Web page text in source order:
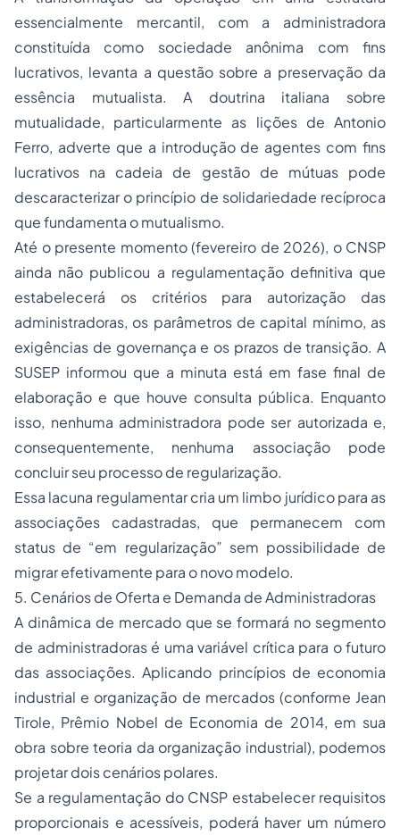
essencialmente mercantil, com a administradora
constituída como sociedade anônima com fins
lucrativos, levanta a questão sobre a preservação da
essência mutualista. A doutrina italiana sobre
mutualidade, particularmente as lições de Antonio
Ferro, adverte que a introdução de agentes com fins
lucrativos na cadeia de gestão de mútuas pode
descaracterizar o princípio de solidariedade recíproca
que fundamenta o mutualismo.
Até o presente momento (fevereiro de 2026), o CNSP
ainda não publicou a regulamentação definitiva que
estabelecerá os critérios para autorização das
administradoras, os parâmetros de capital mínimo, as
exigências de governança e os prazos de transição. A
SUSEP informou que a minuta está em fase final de
elaboração e que houve consulta pública. Enquanto
isso, nenhuma administradora pode ser autorizada e,
consequentemente, nenhuma associação pode
concluir seu processo de regularização.
Essa lacuna regulamentar cria um limbo jurídico para as
associações cadastradas, que permanecem com
status de “em regularização” sem possibilidade de
migrar efetivamente para o novo modelo.
5. Cenários de Oferta e Demanda de Administradoras
A dinâmica de mercado que se formará no segmento
de administradoras é uma variável crítica para o futuro
das associações. Aplicando princípios de economia
industrial e organização de mercados (conforme Jean
Tirole, Prêmio Nobel de Economia de 2014, em sua
obra sobre teoria da organização industrial), podemos
projetar dois cenários polares.
Se a regulamentação do CNSP estabelecer requisitos
proporcionais e acessíveis, poderá haver um número